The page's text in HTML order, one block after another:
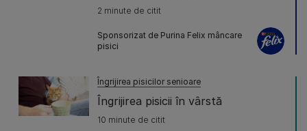
2 minute de citit
Sponsorizat de Purina Felix mâncare
pisici
Îngrijirea pisicilor senioare
Îngrijirea pisicii în vârstă
10 minute de citit